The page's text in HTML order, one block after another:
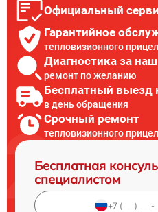
Официальный
Гарантийное
тепловизионного
Диагностика за наш
ремонт по желанию
Бесплатный выезд
в день обращения
Срочный ремонт
тепловизионного
Бесплатная
специалистом